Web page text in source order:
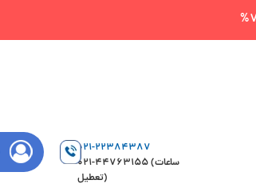
021-22384387
021-44763155 (ساعات
تعطیل)